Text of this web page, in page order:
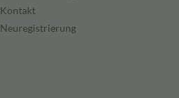
Kontakt
Neuregistrierung